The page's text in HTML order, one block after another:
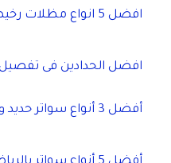
افضل 5 انواع مظلات رخيصه وجوده عالية
افضل الحدادين فى
أفضل 3 أنواع سواتر حديد وخشب في الرياض